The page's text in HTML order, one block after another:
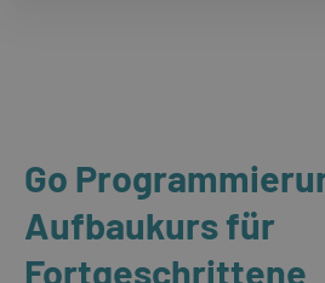
Go
Aufbaukurs für
Fortgeschrittene